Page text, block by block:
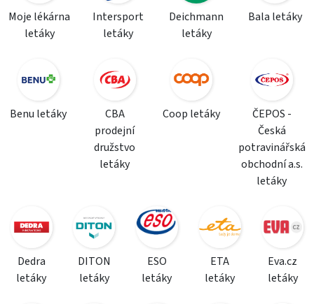
Moje lékárna
letáky
Intersport
letáky
Deichmann
letáky
Bala letáky
Benu letáky
CBA
prodejní
družstvo
letáky
Coop letáky
ČEPOS -
Česká
potravinářská
obchodní a.s.
letáky
Dedra
letáky
DITON
letáky
ESO
letáky
ETA
letáky
Eva.cz
letáky